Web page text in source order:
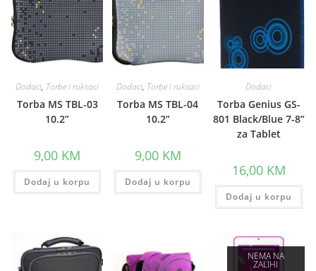
Dodaci, Torbe i ruksaci
Torba MS TBL-03
10.2”
9,00 KM
Dodaj u korpu
Dodaci, Torbe i ruksaci
Torba MS TBL-04
10.2”
9,00 KM
Dodaj u korpu
Dodaci
Torba Genius GS-
801 Black/Blue 7-8”
za Tablet
16,00 KM
Dodaj u korpu
NEMA NA
ZALIHI